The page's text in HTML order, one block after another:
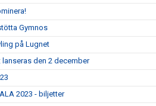
Gymnos
på Lugnet
den 2 december
2023 - biljetter